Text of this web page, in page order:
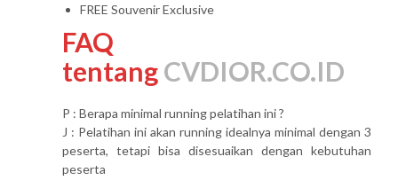
FREE Souvenir Exclusive
FAQ
tentangCVDIOR.CO.ID
P : Berapa minimal running pelatihan ini ?
J : Pelatihan ini akan running idealnya minimal dengan 3
peserta, tetapi bisa disesuaikan dengan kebutuhan
peserta